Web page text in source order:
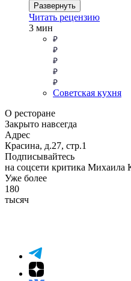
Развернуть
Читать рецензию
3 мин
Советская кухня
О ресторане
Закрыто навсегда
Адрес
Красина, д.27, стр.1
Подписывайтесь
на соцсети критика Михаила
Уже более
180
тысяч